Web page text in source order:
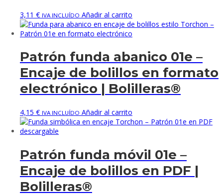
3,11 € IVA INCLUÍDO Añadir al carrito
Patrón funda abanico 01e –
Encaje de bolillos en formato
electrónico | Bolilleras®
4,15 € IVA INCLUÍDO Añadir al carrito
Patrón funda móvil 01e –
Encaje de bolillos en PDF |
Bolilleras®